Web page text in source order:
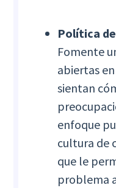
Política
Fomente
abiertas
sientan
enfoque
cultura de
que le
problema